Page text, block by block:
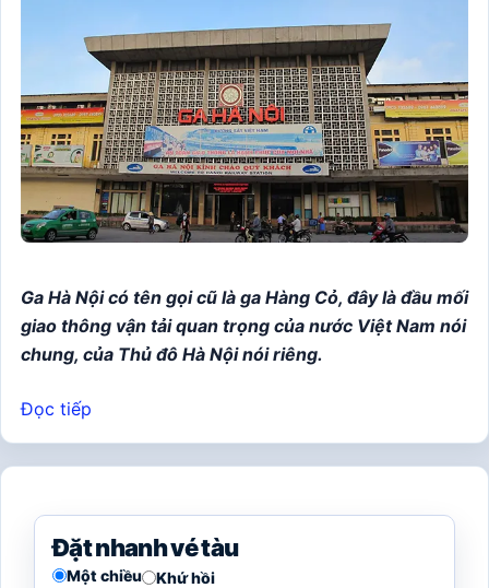
Ga Hà Nội có tên gọi cũ là ga Hàng Cỏ, đây là đầu mối
giao thông vận tải quan trọng của nước Việt Nam nói
chung, của Thủ đô Hà Nội nói riêng.
Đọc tiếp
Đặt nhanh vé tàu
Một chiều Khứ hồi